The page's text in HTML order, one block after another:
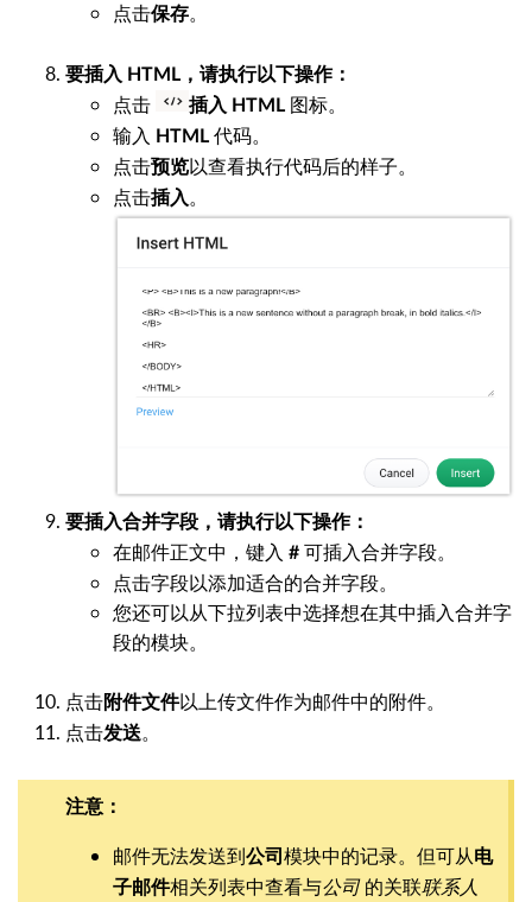
点击保存。
要插入 HTML，请执行以下操作：
点击 插入 HTML 图标。
输入 HTML 代码。
点击预览以查看执行代码后的样子。
点击插入。
要插入合并字段，请执行以下操作：
在邮件正文中，键入 # 可插入合并字段。
点击字段以添加适合的合并字段。
您还可以从下拉列表中选择想在其中插入合并字
段的模块。
点击附件文件以上传文件作为邮件中的附件。
点击发送。
注意：
邮件无法发送到公司 模块中的记录。但可从电
子邮件相关列表中查看与公司的关联联系人